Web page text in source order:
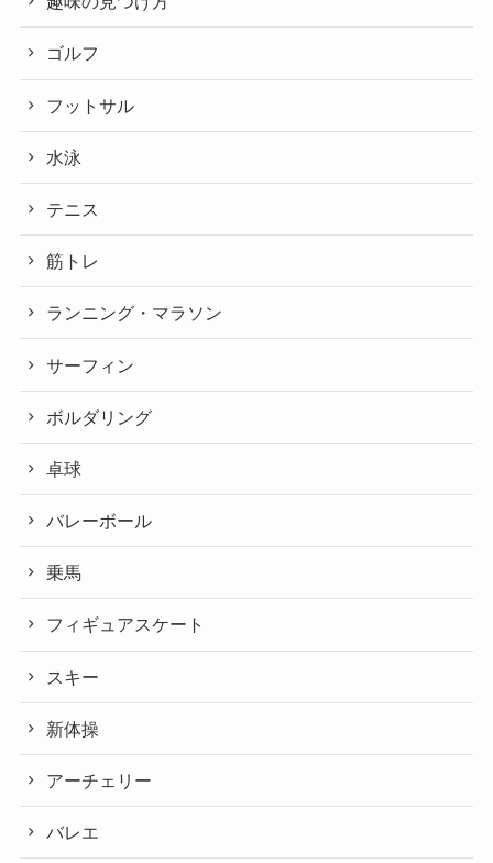
ゴルフ
フットサル
水泳
テニス
筋トレ
ランニング・マラソン
サーフィン
ボルダリング
卓球
バレーボール
乗馬
フィギュアスケート
スキー
新体操
アーチェリー
バレエ